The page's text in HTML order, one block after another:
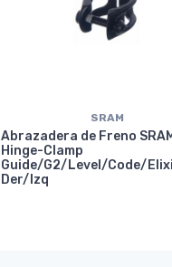
SRAM
Abrazadera de Freno
Hinge-Clamp
Guide/G2/Level/Code/
Der/Izq